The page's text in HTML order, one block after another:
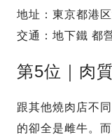
地址：東京都港
交通：地下鐵 都
第5位｜肉
跟其他燒肉店不
的卻全是雌牛。